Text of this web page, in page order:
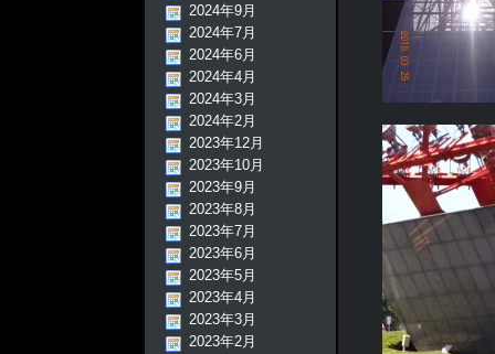
2024年9月
2024年7月
2024年6月
2024年4月
2024年3月
2024年2月
2023年12月
2023年10月
2023年9月
2023年8月
2023年7月
2023年6月
2023年5月
2023年4月
2023年3月
2023年2月